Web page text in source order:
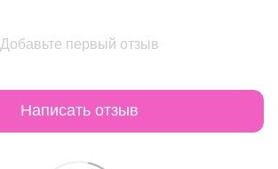
Добавьте первый отзыв
Написать отзыв